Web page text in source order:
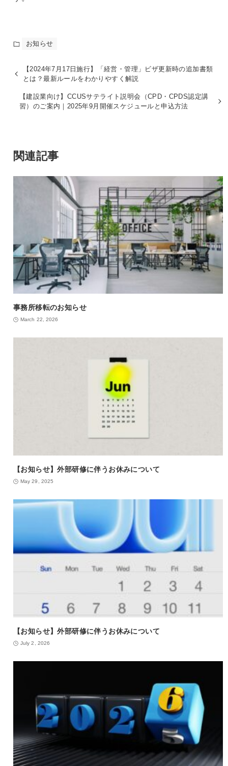
お知らせ
【2024年7月17日施行】「経営・管理」ビザ更新時の追加書類
とは？最新ルールをわかりやすく解説
【建設業向け】CCUSサテライト説明会（CPD・CPDS認定講
習）のご案内｜2025年9月開催スケジュールと申込方法
関連記事
事務所移転のお知らせ
March 22, 2026
【お知らせ】外部研修に伴うお休みについて
May 29, 2025
【お知らせ】外部研修に伴うお休みについて
July 2, 2026